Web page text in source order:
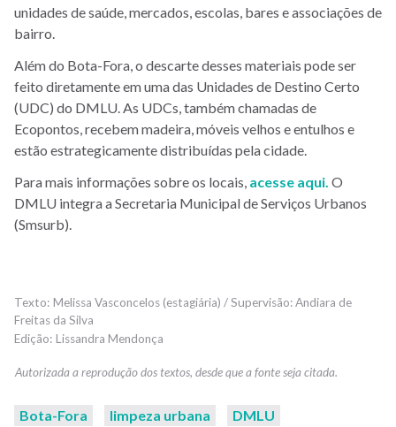
unidades de saúde, mercados, escolas, bares e associações de
bairro.
Além do Bota-Fora, o descarte desses materiais pode ser
feito diretamente em uma das Unidades de Destino Certo
(UDC) do DMLU. As UDCs, também chamadas de
Ecopontos, recebem madeira, móveis velhos e entulhos e
estão estrategicamente distribuídas pela cidade.
Para mais informações sobre os locais, acesse aqui. O
DMLU integra a Secretaria Municipal de Serviços Urbanos
(Smsurb).
Melissa Vasconcelos (estagiária) / Supervisão: Andiara de
Freitas da Silva
Lissandra Mendonça
Bota-Fora limpeza urbana
DMLU